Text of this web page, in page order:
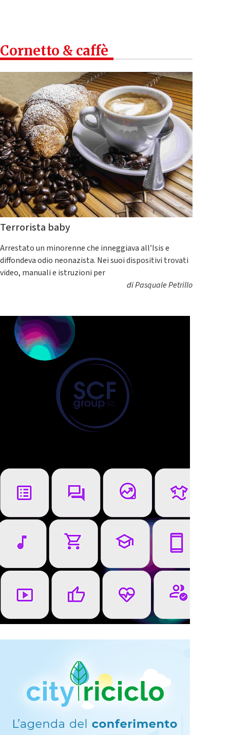
Cornetto & caffè
Terrorista baby
Arrestato un minorenne che inneggiava all’Isis e
diffondeva odio neonazista. Nei suoi dispositivi trovati
video, manuali e istruzioni per
diPasquale Petrillo